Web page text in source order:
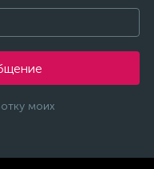
моих